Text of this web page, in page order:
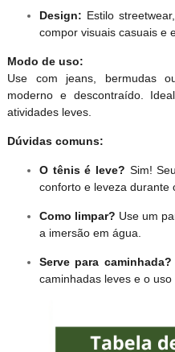
Design: Estilo
compor visuais casuais e
Modo de uso:
Use com jeans, bermudas
moderno e descontraído.
atividades leves.
Dúvidas comuns:
O tênis é leve? Sim!
conforto e leveza durante
Como limpar? Use um
a imersão em água.
Serve para caminhada?
caminhadas leves e o uso